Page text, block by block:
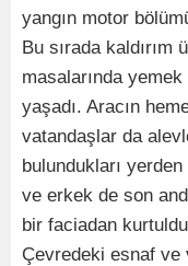
yangın motor
Bu sırada kaldırım
masalarında
yaşadı. Aracın
vatandaşlar da
bulundukları
ve erkek de son
bir faciadan
Çevredeki esnaf ve